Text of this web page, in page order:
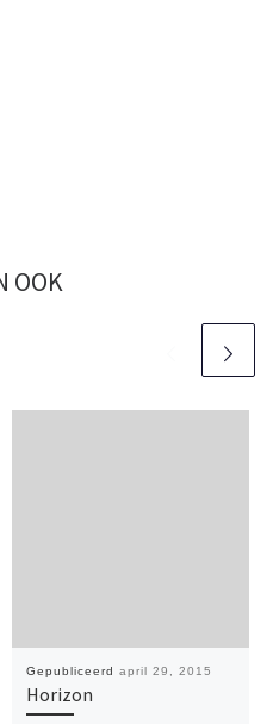
OOK
Gepubliceerd april 29, 2015
Horizon